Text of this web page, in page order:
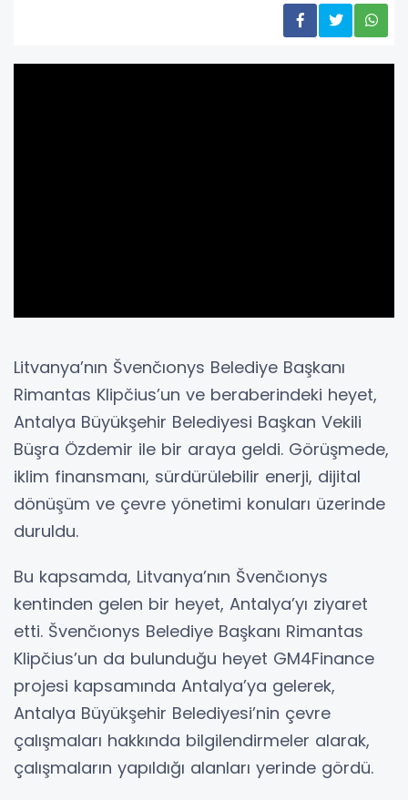
Litvanya’nın Švenčıonys Belediye Başkanı
Rimantas Klipčius’un ve beraberindeki heyet,
Antalya Büyükşehir Belediyesi Başkan Vekili
Büşra Özdemir ile bir araya geldi. Görüşmede,
iklim finansmanı, sürdürülebilir enerji, dijital
dönüşüm ve çevre yönetimi konuları üzerinde
duruldu.
Bu kapsamda, Litvanya’nın Švenčıonys
kentinden gelen bir heyet, Antalya’yı ziyaret
etti. Švenčıonys Belediye Başkanı Rimantas
Klipčius’un da bulunduğu heyet GM4Finance
projesi kapsamında Antalya’ya gelerek,
Antalya Büyükşehir Belediyesi’nin çevre
çalışmaları hakkında bilgilendirmeler alarak,
çalışmaların yapıldığı alanları yerinde gördü.